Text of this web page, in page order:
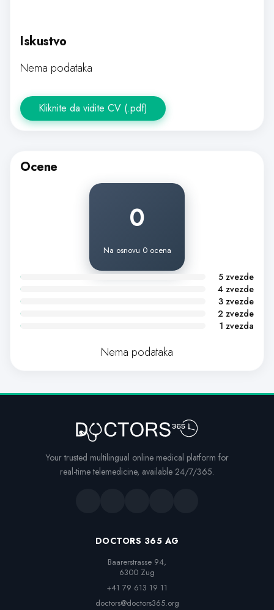
Iskustvo
Nema podataka
Kliknite da vidite CV (.pdf)
Ocene
0
Na osnovu 0 ocena
5 zvezde
4 zvezde
3 zvezde
2 zvezde
1 zvezda
Nema podataka
Your trusted multilingual online medical platform for
real-time telemedicine, available 24/7/365.
DOCTORS 365 AG
Baarerstrasse 94,
6300 Zug
+41 79 613 19 11
doctors@doctors365.org